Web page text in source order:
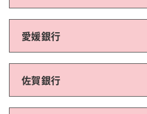
愛媛銀行
佐賀銀行